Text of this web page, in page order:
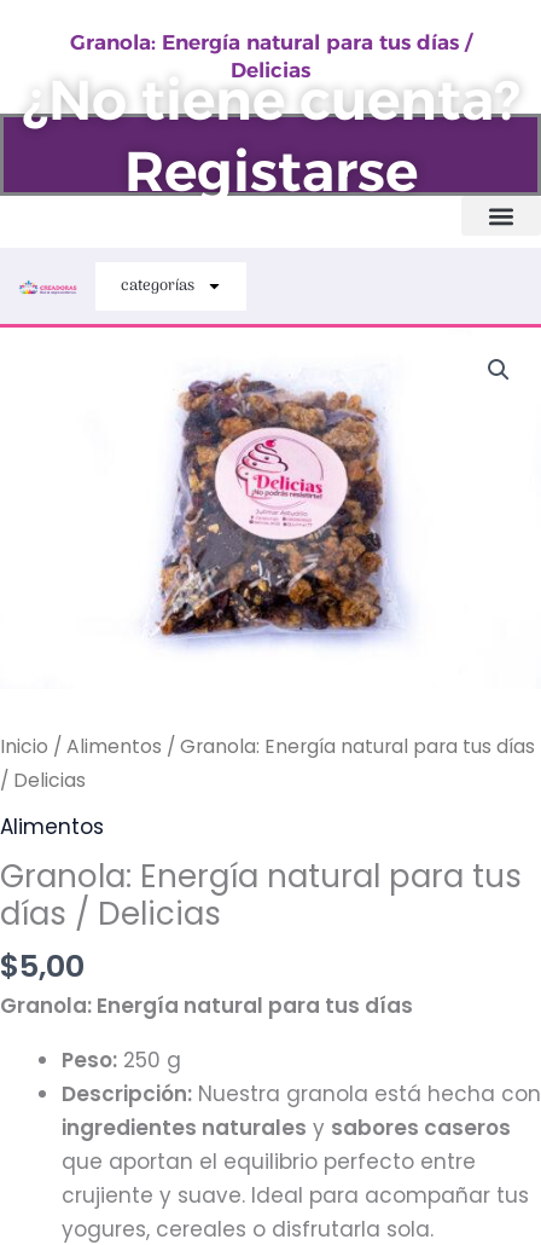
contenido
Granola: Energía natural para tus días /
Delicias
¿No tiene cuenta?
Registarse
categorías
Inicio / Alimentos / Granola: Energía natural para tus días
/ Delicias
Alimentos
Granola: Energía natural para tus
días / Delicias
$5,00
Granola: Energía natural para tus días
Peso: 250 g
Descripción: Nuestra granola está hecha con
ingredientes naturales y sabores caseros
que aportan el equilibrio perfecto entre
crujiente y suave. Ideal para acompañar tus
yogures, cereales o disfrutarla sola.
para
tus
días